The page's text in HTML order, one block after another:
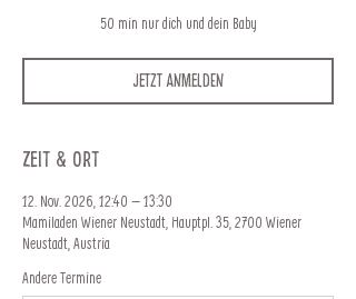
50 min nur dich und dein Baby
Jetzt anmelden
Zeit & Ort
12. Nov. 2026, 12:40 – 13:30
Mamiladen Wiener Neustadt, Hauptpl. 35, 2700 Wiener
Neustadt, Austria
Andere Termine